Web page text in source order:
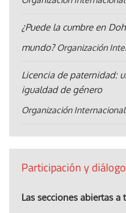
¿Puede la cumbre en
mundo? Organización
Licencia de paternidad:
igualdad de género
Organización
Participación y diálogo
Las secciones abiertas